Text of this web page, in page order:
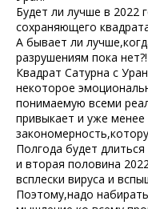
Будет ли лучше в 2022
сохраняющего
А бывает ли
разрушениям пока нет?!
Квадрат Сатурна с
некоторое
понимаемую всеми
привыкает и уже менее
Полгода будет
и вторая половина
всплески вируса и
Поэтому,надо